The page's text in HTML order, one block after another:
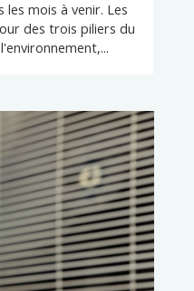
mois à venir. Les
des trois piliers du